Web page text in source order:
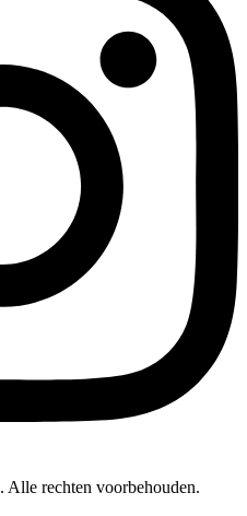
. Alle rechten voorbehouden.